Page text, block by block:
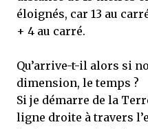
éloignés, car 13 au
+ 4 au carré.
Qu’arrive-t-il alors si
dimension, le temps ?
Si je démarre de la
ligne droite à travers